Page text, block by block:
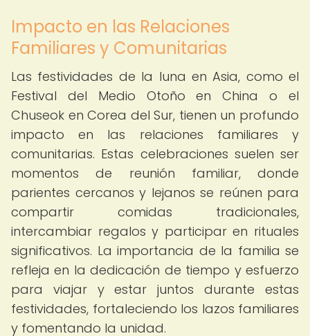
Impacto en las Relaciones
Familiares y Comunitarias
Las festividades de la luna en Asia, como el
Festival del Medio Otoño en China o el
Chuseok en Corea del Sur, tienen un profundo
impacto en las relaciones familiares y
comunitarias. Estas celebraciones suelen ser
momentos de reunión familiar, donde
parientes cercanos y lejanos se reúnen para
compartir comidas tradicionales,
intercambiar regalos y participar en rituales
significativos. La importancia de la familia se
refleja en la dedicación de tiempo y esfuerzo
para viajar y estar juntos durante estas
festividades, fortaleciendo los lazos familiares
y fomentando la unidad.